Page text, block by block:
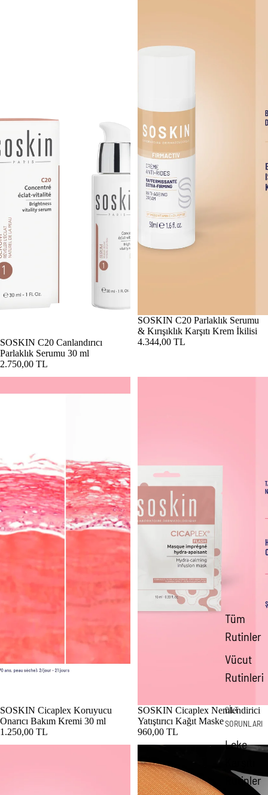
Tüm
Rutinler
Vücut
Rutinleri
CİLT
SORUNLARI
Leke
Rutinler
SOSKIN C20 Canlandırıcı
Parlaklık Serumu 30 ml
2.750,00 TL
SOSKIN C20 Parlaklık Serumu
& Kırışıklık Karşıtı Krem İkilisi
4.344,00 TL
Tükendi
SOSKIN Cicaplex Koruyucu
Onarıcı Bakım Kremi 30 ml
1.250,00 TL
SOSKIN Cicaplex Nemlendirici
Yatıştırıcı Kağıt Maske
960,00 TL
SOSKIN Cicaplex Yoğun Yeniden Yapılandırıcı Konsantre 20x1,5 ml
SOSKIN Cover MD Krem